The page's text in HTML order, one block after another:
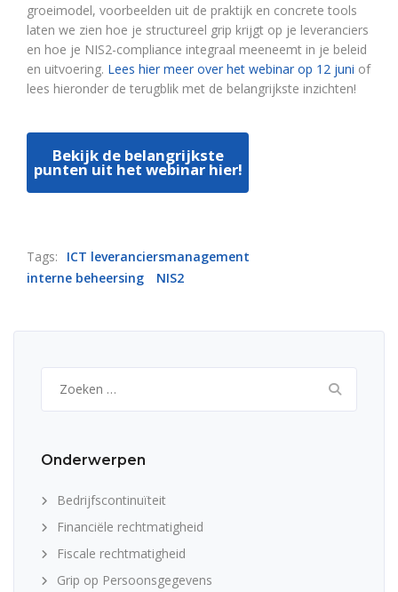
groeimodel, voorbeelden uit de praktijk en concrete tools
laten we zien hoe je structureel grip krijgt op je leveranciers
en hoe je NIS2-compliance integraal meeneemt in je beleid
en uitvoering. Lees hier meer over het webinar op 12 juni of
lees hieronder de terugblik met de belangrijkste inzichten!
Bekijk de belangrijkste
punten uit het webinar hier!
Tags:
ICT leveranciersmanagement
interne beheersing
NIS2
naar:
Onderwerpen
Bedrijfscontinuïteit
Financiële rechtmatigheid
Fiscale rechtmatigheid
Grip op Persoonsgegevens